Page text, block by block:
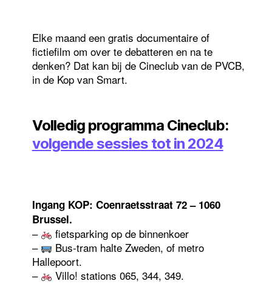
Elke maand een gratis documentaire of
fictiefilm om over te debatteren en na te
denken? Dat kan bij de Cineclub van de PVCB,
in de Kop van Smart.
Volledig programma Cineclub:
volgende sessies tot in 2024
Ingang KOP: Coenraetsstraat 72 – 1060
Brussel.
–
fietsparking op de binnenkoer
–
Bus-tram halte Zweden, of metro
Hallepoort.
–
Villo! stations 065, 344, 349.